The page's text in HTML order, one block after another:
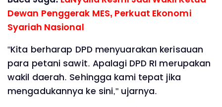
Dewan Penggerak MES, Perkuat Ekonomi
Syariah Nasional
"Kita berharap DPD menyuarakan kerisauan
para petani sawit. Apalagi DPD RI merupakan
wakil daerah. Sehingga kami tepat jika
mengadukannya ke sini," ujarnya.